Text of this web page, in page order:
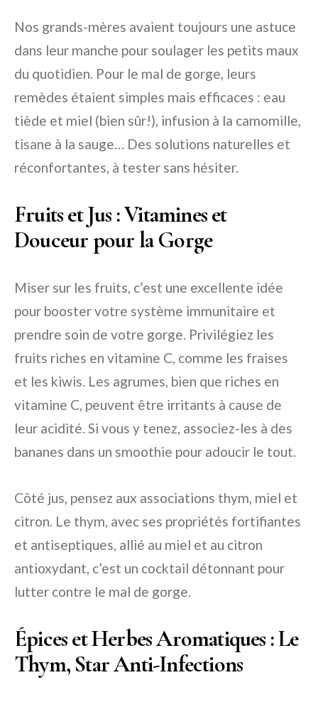
Nos grands-mères avaient toujours une astuce
dans leur manche pour soulager les petits maux
du quotidien. Pour le mal de gorge, leurs
remèdes étaient simples mais efficaces : eau
tiède et miel (bien sûr!), infusion à la camomille,
tisane à la sauge… Des solutions naturelles et
réconfortantes, à tester sans hésiter.
Fruits et Jus : Vitamines et
Douceur pour la Gorge
Miser sur les fruits, c’est une excellente idée
pour booster votre système immunitaire et
prendre soin de votre gorge. Privilégiez les
fruits riches en vitamine C, comme les fraises
et les kiwis. Les agrumes, bien que riches en
vitamine C, peuvent être irritants à cause de
leur acidité. Si vous y tenez, associez-les à des
bananes dans un smoothie pour adoucir le tout.
Côté jus, pensez aux associations thym, miel et
citron. Le thym, avec ses propriétés fortifiantes
et antiseptiques, allié au miel et au citron
antioxydant, c’est un cocktail détonnant pour
lutter contre le mal de gorge.
Épices et Herbes Aromatiques : Le
Thym, Star Anti-Infections